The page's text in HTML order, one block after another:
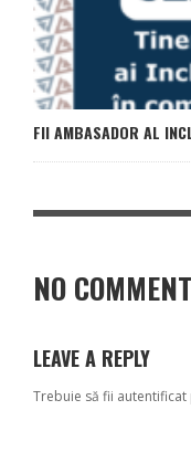
FII AMBASADOR AL
NO COMMENT
LEAVE A REPLY
Trebuie să fii autentificat